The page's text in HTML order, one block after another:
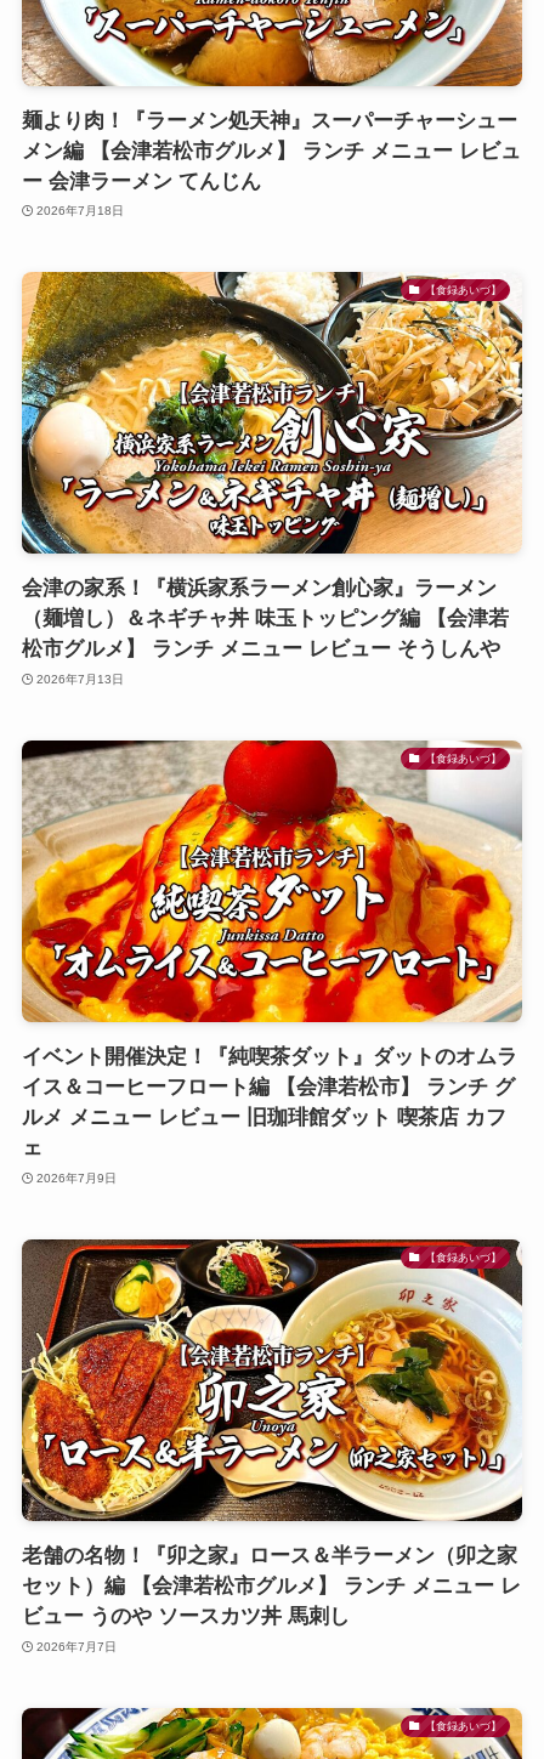
麺より肉！『ラーメン処天神』スーパーチャーシュー
メン編 【会津若松市グルメ】 ランチ メニュー レビュ
ー 会津ラーメン てんじん
2026年7月18日
【食録あいづ】
会津の家系！『横浜家系ラーメン創心家』ラーメン
（麺増し）＆ネギチャ丼 味玉トッピング編 【会津若
松市グルメ】 ランチ メニュー レビュー そうしんや
2026年7月13日
【食録あいづ】
イベント開催決定！『純喫茶ダット』ダットのオムラ
イス＆コーヒーフロート編 【会津若松市】 ランチ グ
ルメ メニュー レビュー 旧珈琲館ダット 喫茶店 カフ
ェ
2026年7月9日
【食録あいづ】
老舗の名物！『卯之家』ロース＆半ラーメン（卯之家
セット）編 【会津若松市グルメ】 ランチ メニュー レ
ビュー うのや ソースカツ丼 馬刺し
2026年7月7日
【食録あいづ】